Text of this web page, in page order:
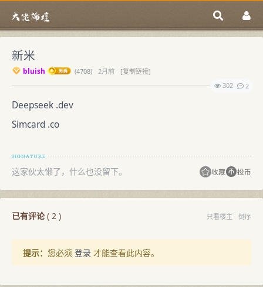
新米
bluish (4708) 2月前
[复制链接]
302
2
Deepseek .dev
Simcard .co
这家伙太懒了，什么也没留下。 收藏 投币
已有评论( 2 ) 只看楼主 倒序
提示： 您必须 登录 才能查看此内容。